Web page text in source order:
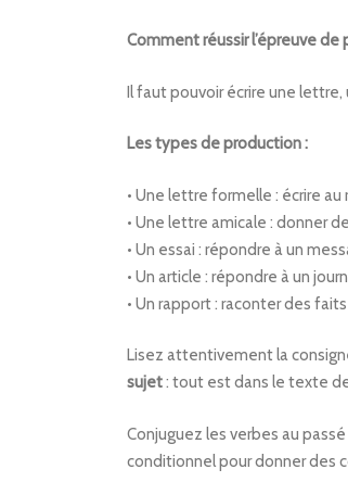
Comment réussir l’épreuve
Il faut pouvoir écrire une lettre,
Les types de production :
• Une lettre formelle : écrire au
• Une lettre amicale : donner
• Un essai : répondre à un
• Un article : répondre à un
• Un rapport : raconter des
Lisez attentivement la
sujet: tout est dans le texte
Conjuguez les verbes au
conditionnel pour donner des